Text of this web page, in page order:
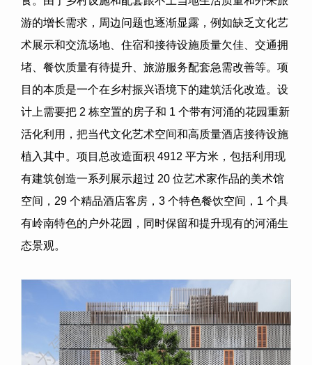
游的增长需求，周边问题也逐渐显露，例如缺乏文化艺
术展示和交流场地、住宿和接待设施质量欠佳、交通拥
堵、餐饮质量有待提升、旅游服务配套急需改善等。项
目的本质是一个在乡村振兴语境下的建筑活化改造。设
计上需要把 2 栋空置的房子和 1 个带有河涌的花园重新
活化利用，把当代文化艺术空间和高质量酒店接待设施
植入其中。项目总改造面积 4912 平方米，包括利用现
有建筑创造一系列展示超过 20 位艺术家作品的美术馆
空间， 29 个精品酒店客房， 3 个特色餐饮空间， 1 个具
有岭南特色的户外花园，同时保留和提升现有的河涌生
态景观。